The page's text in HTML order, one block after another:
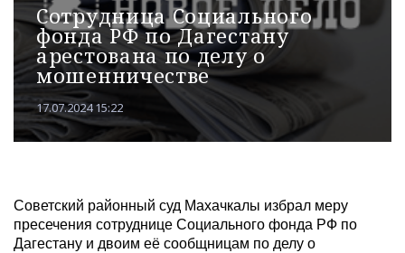
или через соц. сети
Сотрудница Социального
фонда РФ по Дагестану
арестована по делу о
мошенничестве
17.07.2024 15:22
Советский районный суд Махачкалы избрал меру
пресечения сотруднице Социального фонда РФ по
Дагестану и двоим её сообщницам по делу о